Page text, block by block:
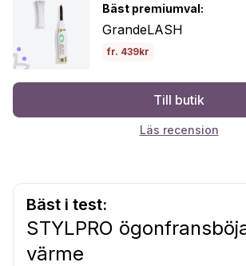
Bäst premiumval:
GrandeLASH
fr. 439kr
Till butik
Läs recension
Bäst i test:
STYLPRO
värme